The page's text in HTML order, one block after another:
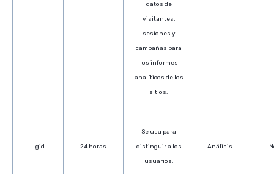
datos de
visitantes,
sesiones y
campañas para
los informes
analíticos de los
sitios.
_gid 24 horas
Se usa para
distinguir a los
usuarios.
Análisis